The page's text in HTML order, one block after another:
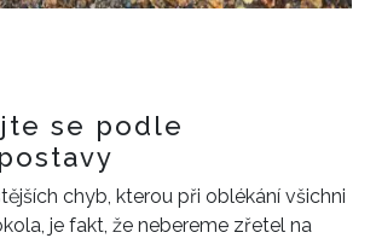
se podle
chyb, kterou při oblékání všichni
je fakt, že nebereme zřetel na